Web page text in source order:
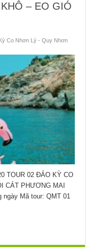
– EO GIÓ
Co Nhơn Lý - Quy Nhơn
TOUR 02 ĐẢO KỲ CO
CÁT PHƯƠNG MAI
ngày Mã tour: QMT 01